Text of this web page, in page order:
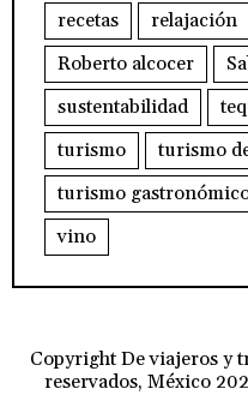
recetas
relajación
Roberto alcocer
sustentabilidad
turismo
turismo
turismo
vino
Copyright De viajeros y
reservados, México